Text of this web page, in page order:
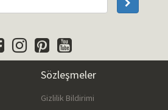
Sözleşmeler
Gizlilik Bildirimi